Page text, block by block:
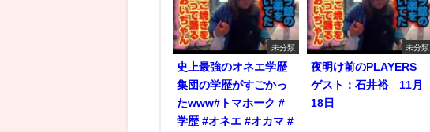
未分類
史上最強のオネエ学歴
集団の学歴がすごかっ
たwww#トマホーク #
学歴 #オネエ #オカマ #
未分類
夜明け前のPLAYERS
ゲスト：石井裕 11月
18日